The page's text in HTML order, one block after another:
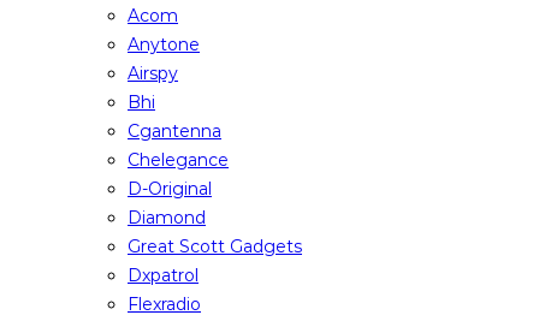
Acom
Anytone
Airspy
Bhi
Cgantenna
Chelegance
D-Original
Diamond
Great Scott Gadgets
Dxpatrol
Flexradio